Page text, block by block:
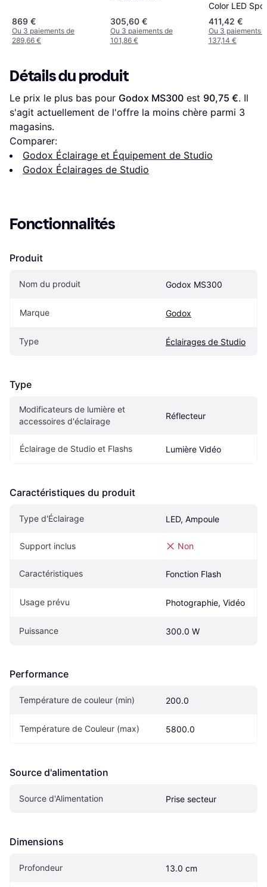
869 €
Ou 3 paiements de
289,66 €
305,60 €
Ou 3 paiements de
101,86 €
Color LED
411,42 €
Ou 3 paiements
137,14 €
Détails du produit
Le prix le plus bas pour Godox MS300 est 90,75 €. Il
s'agit actuellement de l'offre la moins chère parmi 3
magasins.
Comparer:
Godox Éclairage et Équipement de Studio
Godox Éclairages de Studio
Fonctionnalités
Produit
Nom du produit Godox MS300
Marque Godox
Type Éclairages de Studio
Type
Modificateurs de lumière et
accessoires d'éclairage
Réflecteur
Éclairage de Studio et Flashs Lumière Vidéo
Caractéristiques du produit
Type d'Éclairage LED, Ampoule
Support inclus Non
Caractéristiques Fonction Flash
Usage prévu Photographie, Vidéo
Puissance 300.0 W
Performance
Température de couleur (min) 200.0
Température de Couleur (max) 5800.0
Source d'alimentation
Source d'Alimentation Prise secteur
Dimensions
Profondeur 13.0 cm